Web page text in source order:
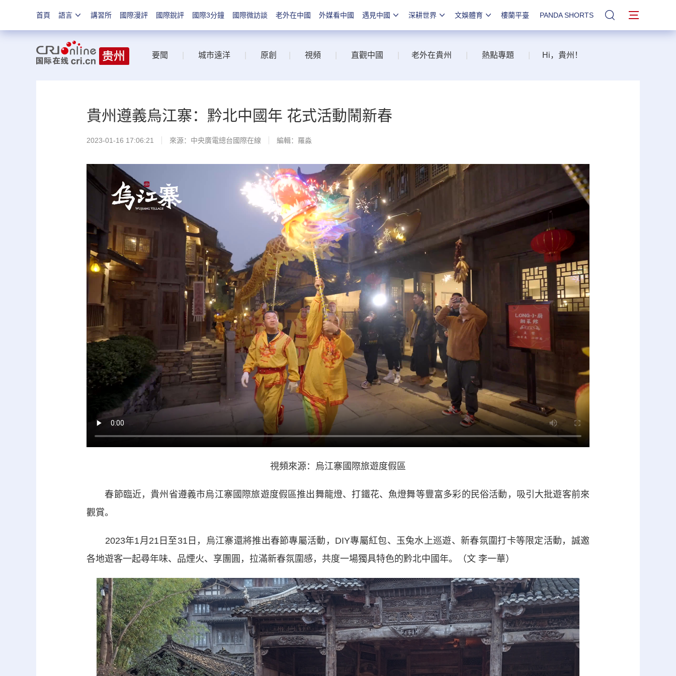
首頁 語言 講習所 國際漫評 國際銳評 國際3分鐘 國際微訪談 老外在中國 外媒看中國 遇見中國 深耕世界 文娛體育 樓蘭平臺 PANDA SHORTS 站內搜索
要聞 城市遠洋 原創 視頻 直觀中國 老外在貴州 熱點專題 Hi，貴州！
貴州遵義烏江寨：黔北中國年 花式活動鬧新春
2023-01-16 17:06:21 來源：中央廣電總台國際在線 編輯：羅淼
視頻來源：烏江寨國際旅遊度假區
春節臨近，貴州省遵義市烏江寨國際旅遊度假區推出舞龍燈、打鐵花、魚燈舞等豐富多彩的民俗活動，吸引大批遊客前來
觀賞。
2023年1月21日至31日，烏江寨還將推出春節專屬活動，DIY專屬紅包、玉兔水上巡遊、新春氛圍打卡等限定活動，誠邀
各地遊客一起尋年味、品煙火、享團圓，拉滿新春氛圍感，共度一場獨具特色的黔北中國年。（文 李一華）